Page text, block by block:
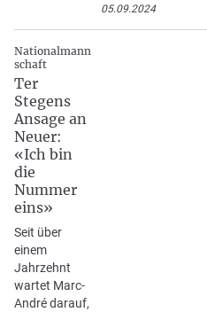
05.09.2024
Nationalmann
schaft
Ter
Stegens
Ansage an
Neuer:
«Ich bin
die
Nummer
eins»
Seit über
einem
Jahrzehnt
wartet Marc-
André darauf,